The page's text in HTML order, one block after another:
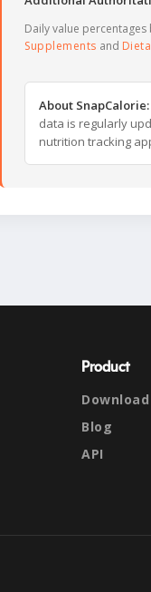
Daily value percentages
Supplements and
About SnapCalorie:
data is regularly
nutrition tracking
Product
Download
Blog
API